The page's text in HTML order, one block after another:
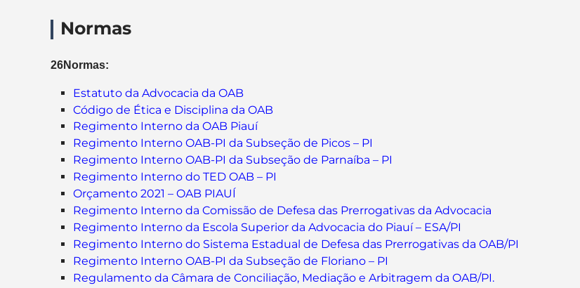
Normas
26Normas:
Estatuto da Advocacia da OAB
Código de Ética e Disciplina da OAB
Regimento Interno da OAB Piauí
Regimento Interno OAB-PI da Subseção de Picos – PI
Regimento Interno OAB-PI da Subseção de Parnaíba – PI
Regimento Interno do TED OAB – PI
Orçamento 2021 – OAB PIAUÍ
Regimento Interno da Comissão de Defesa das Prerrogativas da Advocacia
Regimento Interno da Escola Superior da Advocacia do Piauí – ESA/PI
Regimento Interno do Sistema Estadual de Defesa das Prerrogativas da OAB/PI
Regimento Interno OAB-PI da Subseção de Floriano – PI
Regulamento da Câmara de Conciliação, Mediação e Arbitragem da OAB/PI.